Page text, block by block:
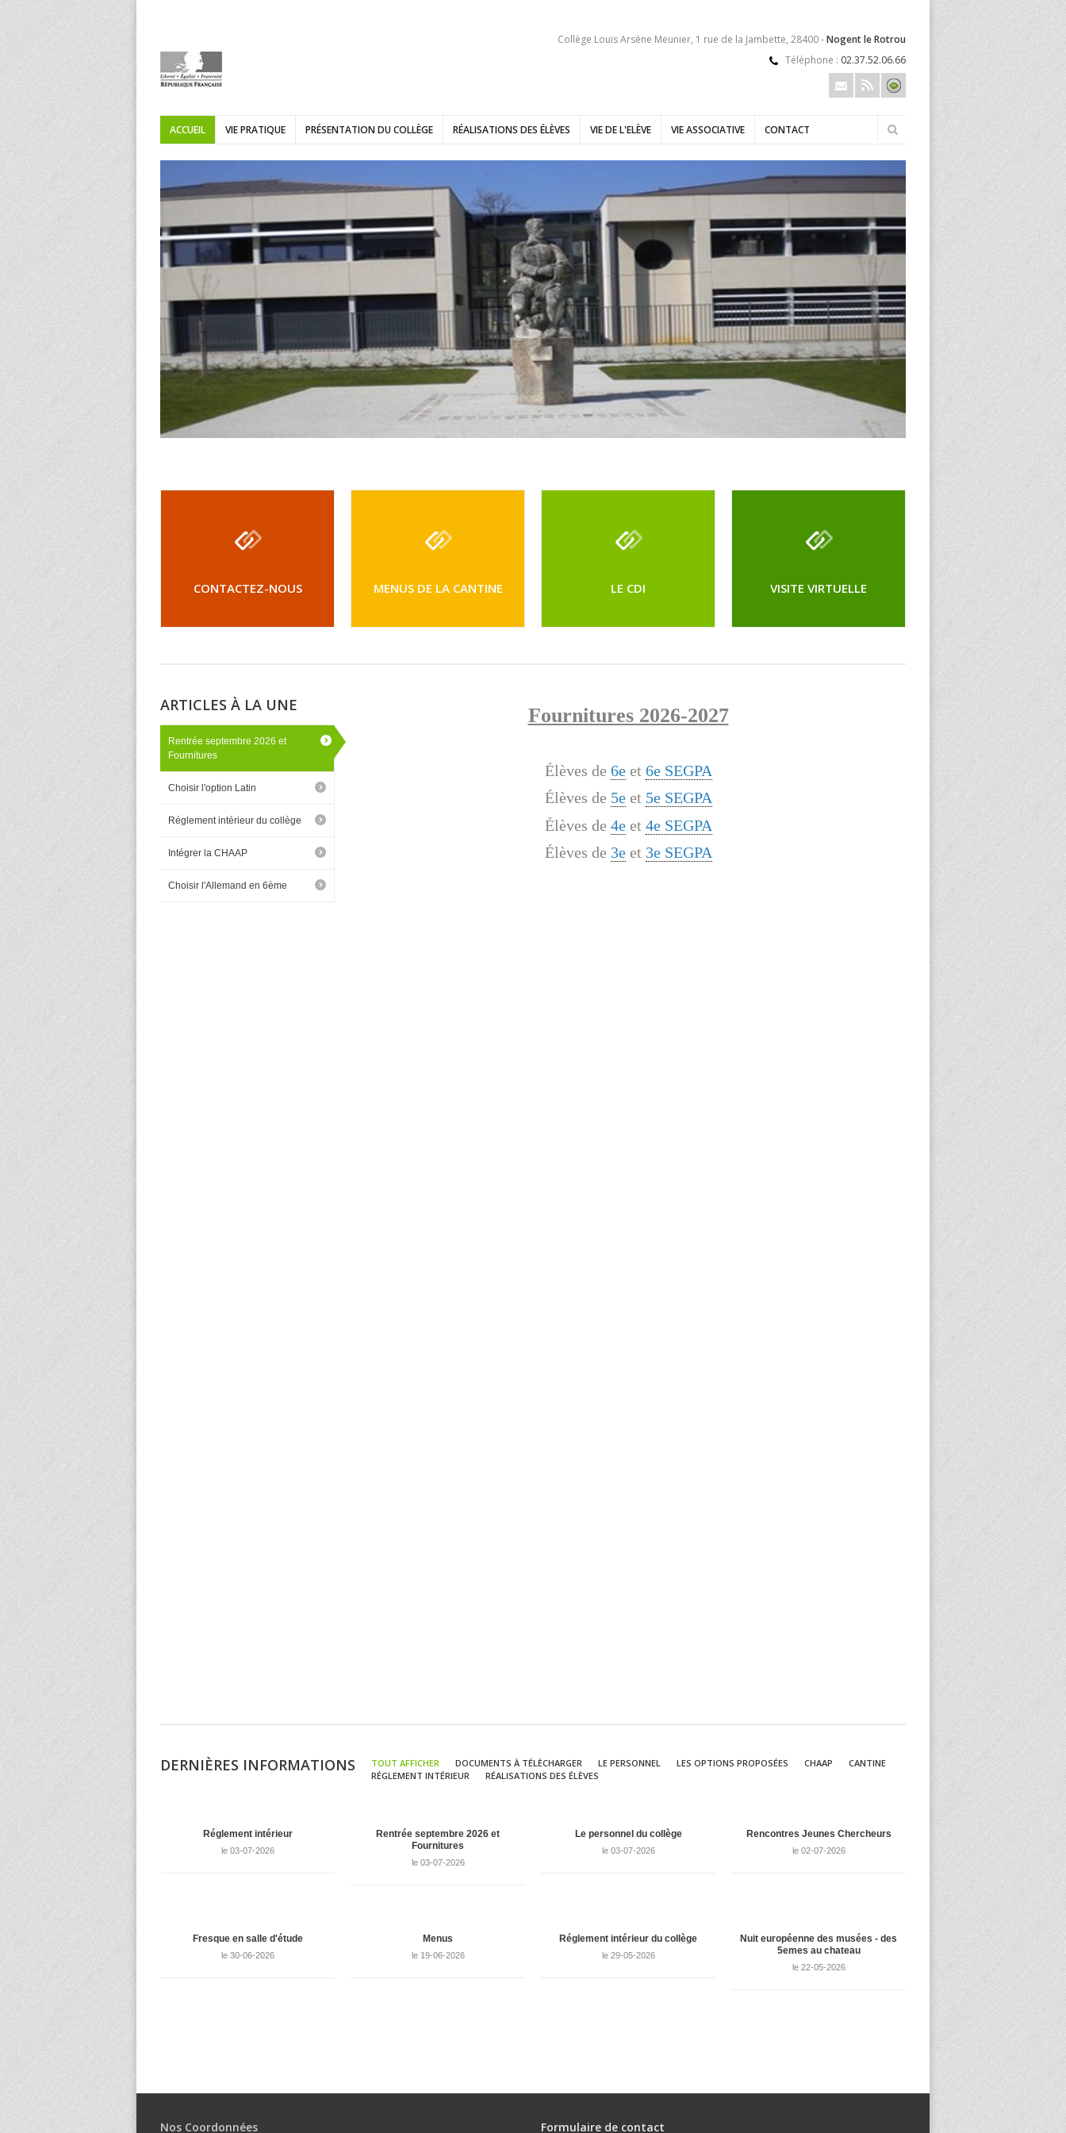
Collège Louis Arsène Meunier, 1 rue de la Jambette, 28400 -Nogent le Rotrou
Téléphone : 02.37.52.06.66
ACCUEIL VIE PRATIQUE PRÉSENTATION DU COLLÈGE RÉALISATIONS DES ÉLÈVES VIE DE L'ELÈVE VIE ASSOCIATIVE CONTACT
CONTACTEZ-NOUS MENUS DE LA CANTINE LE CDI VISITE VIRTUELLE
ARTICLES À LA UNE
Rentrée septembre 2026 et
Fournitures
Choisir l'option Latin
Réglement intérieur du collège
Intégrer la CHAAP
Choisir l'Allemand en 6ème
Fournitures 2026-2027
Élèves de 6eet 6e SEGPA
Élèves de 5eet 5e SEGPA
Élèves de 4eet 4e SEGPA
Élèves de 3eet 3e SEGPA
DERNIÈRES INFORMATIONS TOUT AFFICHER DOCUMENTS À TÉLÈCHARGER LE PERSONNEL LES OPTIONS PROPOSÉES CHAAP
CANTINE
RÉGLEMENT INTÉRIEUR
RÉALISATIONS DES ÉLÈVES
Réglement intérieur
le 03-07-2026
Rentrée septembre 2026 et
Fournitures
le 03-07-2026
Le personnel du collège
le 03-07-2026
Rencontres Jeunes Chercheurs
le 02-07-2026
Fresque en salle d'étude
le 30-06-2026
Menus
le 19-06-2026
Réglement intérieur du collège
le 29-05-2026
Nuit européenne des musées - des
5emes au chateau
le 22-05-2026
Nos Coordonnées Formulaire de contact